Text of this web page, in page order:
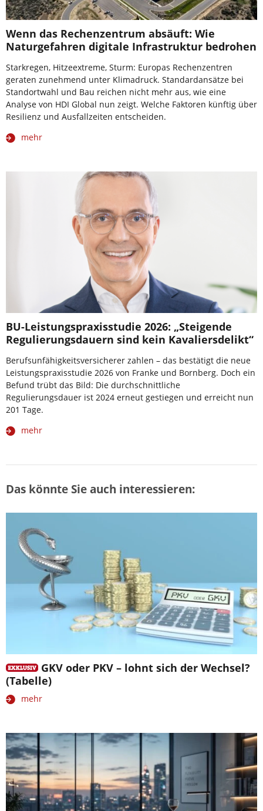
Wenn das Rechenzentrum absäuft: Wie
Naturgefahren digitale Infrastruktur bedrohen
Starkregen, Hitzeextreme, Sturm: Europas Rechenzentren
geraten zunehmend unter Klimadruck. Standardansätze bei
Standortwahl und Bau reichen nicht mehr aus, wie eine
Analyse von HDI Global nun zeigt. Welche Faktoren künftig über
Resilienz und Ausfallzeiten entscheiden.
mehr
BU-Leistungspraxisstudie 2026: „Steigende
Regulierungsdauern sind kein Kavaliersdelikt“
Berufsunfähigkeitsversicherer zahlen – das bestätigt die neue
Leistungspraxisstudie 2026 von Franke und Bornberg. Doch ein
Befund trübt das Bild: Die durchschnittliche
Regulierungsdauer ist 2024 erneut gestiegen und erreicht nun
201 Tage.
mehr
Das könnte Sie auch interessieren:
GKV oder PKV – lohnt sich der Wechsel?
(Tabelle)
mehr